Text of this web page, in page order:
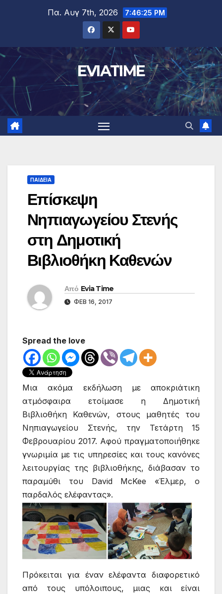
Πα. Αυγ 7th, 2026 7:46:25 PM
EVIATIME
ΠΑΙΔΕΙΑ
Επίσκεψη
Νηπιαγωγείου Στενής
στη Δημοτική
Βιβλιοθήκη Καθενών
Από Evia Time
ΦΕΒ 16, 2017
Spread the love
Μια ακόμα εκδήλωση με αποκριάτικη
ατμόσφαιρα ετοίμασε η Δημοτική
Βιβλιοθήκη Καθενών, στους μαθητές του
Νηπιαγωγείου Στενής, την Τετάρτη 15
Φεβρουαρίου 2017. Αφού πραγματοποιήθηκε
γνωριμία με τις υπηρεσίες και τους κανόνες
λειτουργίας της βιβλιοθήκης, διάβασαν το
παραμύθι του David McKee «Έλμερ, ο
παρδαλός ελέφαντας».
Πρόκειται για έναν ελέφαντα διαφορετικό
από τους υπόλοιπους, μιας και είναι